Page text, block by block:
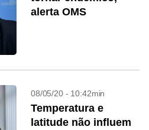
alerta OMS
08/05/20 - 10:42min
Temperatura e
latitude não influem